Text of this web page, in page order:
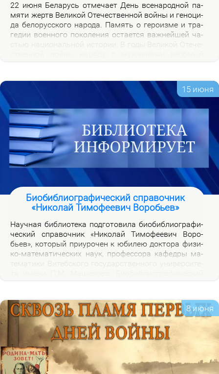
22 июня Бе­ла­русь от­ме­ча­ет День все­на­род­ной па­
мя­ти жертв Ве­ли­кой Оте­че­ствен­ной вой­ны и ге­но­ци­
да бе­ло­рус­ско­го на­ро­да. Па­мять о ге­ро­из­ме и тра­
ге­дии во­ен­но­го по­ко­ле­ния оста­ет­ся важ­ней­шей ча­
ских от­ря­дах.
15 июня
Биобиблиографический справочник
«Николай Тимофеевич Воробьев»
На­уч­ная биб­лио­те­ка под­го­то­ви­ла био­биб­лио­гра­фи­
че­ский спра­воч­ник «Ни­ко­лай Ти­мо­фе­е­вич Во­ро­
бьев», ко­то­рый при­уро­чен к юби­лею док­то­ра физи­
ко-ма­те­ма­ти­че­ских на­ук, про­фес­со­ра ка­фед­ры ма­
2026 го­дов и пуб­ли­ка­ций о нем и его ра­бо­тах. Спра­
воч­ник пред­на­зна­чен для на­уч­ных ра­бот­ни­ков, пре­
по­да­ва­те­лей, ас­пи­ран­тов, сту­ден­тов, всех тех, кто
ин­те­ре­су­ет­ся тео­ри­ей клас­сов ко­неч­ных групп и ме­
то­ди­кой пре­по­да­ва­ния ма­те­ма­ти­ки в шко­ле и ву­зе,
а так­же жиз­нью и де­я­тель­но­стью Ни­ко­лая Ти­мо­фе­
е­ви­ча Во­ро­бье­ва.
8 июня